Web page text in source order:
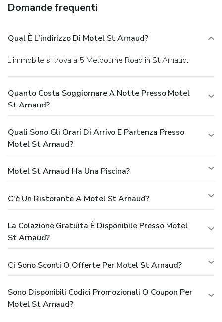
Domande frequenti
Qual È L'indirizzo Di Motel St Arnaud?
L'immobile si trova a 5 Melbourne Road in St Arnaud.
Quanto Costa Soggiornare A Notte Presso Motel
St Arnaud?
Quali Sono Gli Orari Di Arrivo E Partenza Presso
Motel St Arnaud?
Motel St Arnaud Ha Una Piscina?
C'è Un Ristorante A Motel St Arnaud?
La Colazione Gratuita È Disponibile Presso Motel
St Arnaud?
Ci Sono Sconti O Offerte Per Motel St Arnaud?
Sono Disponibili Codici Promozionali O Coupon Per
Motel St Arnaud?